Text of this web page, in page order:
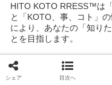
HITO KOTO RRESS™︎は
と「KOTO、事、コト」
により、あなたの「知り
とを目指します。
「HITO（人）」や「
情報が、これまで以上に
シェア 目次へ